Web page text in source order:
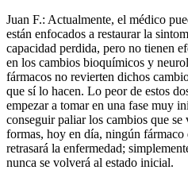
Juan F.: Actualmente, el médico
están enfocados a restaurar la
capacidad perdida, pero no tienen
en los cambios bioquímicos y
fármacos no revierten dichos
que sí lo hacen. Lo peor de estos
empezar a tomar en una fase muy
conseguir paliar los cambios que
formas, hoy en día, ningún fármaco
retrasará la enfermedad;
nunca se volverá al estado inicial.